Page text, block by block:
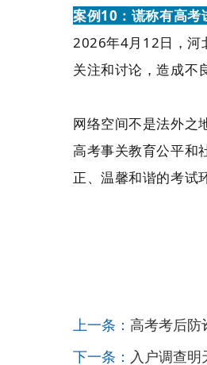
案例10：谎称有高考
2026年4月12日，河
关注和讨论，造成不
网络空间不是法外之
高考事关教育公平和
正、温馨和谐的考试
上一条： 高考考后
下一条： 入户调查明